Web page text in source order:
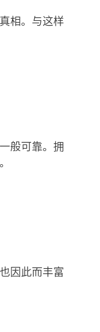
相。与这样
般可靠。拥
因此而丰富